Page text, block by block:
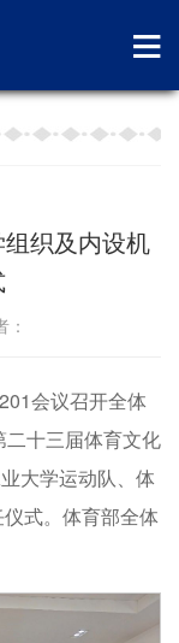
织及内设机
：
会议召开全体
十三届体育文化
大学运动队、体
式。体育部全体